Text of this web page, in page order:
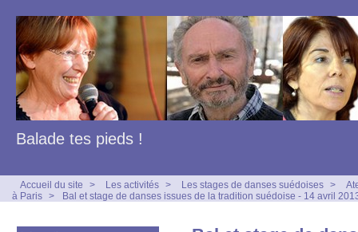
Balade tes pieds !
Accueil du site > Les activités > Les stages de danses suédoises >
à Paris > Bal et stage de danses issues de la tradition suédoise - 14 avril